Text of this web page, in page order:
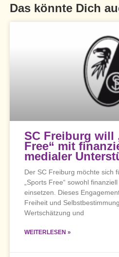
Das könnte Dich
SC Freiburg will
Free“ mit
medialer
Der SC Freiburg möchte sich
„Sports Free“ sowohl
einsetzen. Dieses
Freiheit und
Wertschätzung und
WEITERLESEN »